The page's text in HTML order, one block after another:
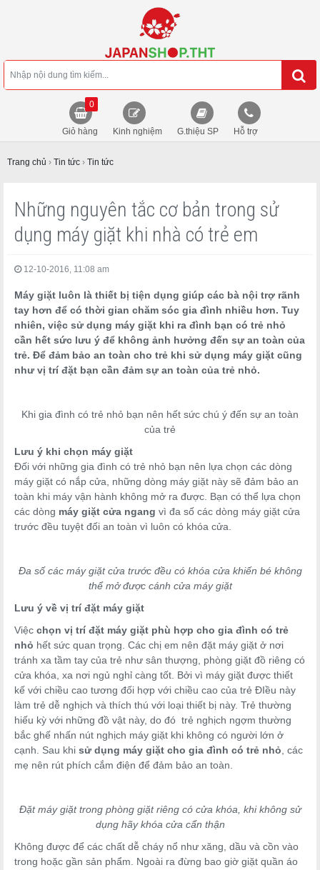
Giỏ hàng
0
Kinh nghiệm G.thiệu SP Hỗ trợ
Trang chủ › Tin tức › Tin tức
Những nguyên tắc cơ bản trong sử
dụng máy giặt khi nhà có trẻ em
12-10-2016, 11:08 am
Máy giặt luôn là thiết bị tiện dụng giúp các bà nội trợ rãnh
tay hơn để có thời gian chăm sóc gia đình nhiều hơn. Tuy
nhiên, việc sử dụng máy giặt khi ra đình bạn có trẻ nhỏ
cần hết sức lưu ý để không ảnh hưởng đến sự an toàn của
trẻ. Để đảm bảo an toàn cho trẻ khi sử dụng máy giặt cũng
như vị trí đặt bạn cần đảm sự an toàn của trẻ nhỏ.
Khi gia đình có trẻ nhỏ bạn nên hết sức chú ý đến sự an toàn
của trẻ
Lưu ý khi chọn máy giặt
Đối với những gia đình có trẻ nhỏ bạn nên lựa chọn các dòng
máy giặt có nắp cửa, những dòng máy giặt này sẽ đảm bảo an
toàn khi máy vận hành không mở ra được. Bạn có thể lựa chọn
các dòng máy giặt cửa ngang vì đa số các dòng máy giặt cửa
trước đều tuyệt đối an toàn vì luôn có khóa cửa.
Đa số các máy giặt cửa trước đều có khóa cửa khiến bé không
thể mở được cánh cửa máy giặt
Lưu ý về vị trí đặt máy giặt
Việc chọn vị trí đặt máy giặt phù hợp cho gia đình có trẻ
nhỏ hết sức quan trọng. Các chị em nên đặt máy giặt ở nơi
tránh xa tầm tay của trẻ như sân thượng, phòng giặt đồ riêng có
cửa khóa, xa nơi ngủ nghỉ càng tốt. Bởi vì máy giặt được thiết
kế với chiều cao tương đối hợp với chiều cao của trẻ ĐIều này
làm trẻ dễ nghịch và thích thú với loại thiết bị này. Trẻ thường
hiếu kỳ với những đồ vật này, do đó trẻ nghịch ngợm thường
bắc ghế nhấn nút nghịch máy giặt khi không có người lớn ở
cạnh. Sau khi sử dụng máy giặt cho gia đình có trẻ nhỏ , các
mẹ nên rút phích cắm điện để đảm bảo an toàn.
Đặt máy giặt trong phòng giặt riêng có cửa khóa, khi không sử
dụng hãy khóa cửa cẩn thận
Không được để các chất dễ cháy nổ như xăng, dầu và cồn vào
trong hoặc gần sản phẩm. Ngoài ra đừng bao giờ giặt quần áo